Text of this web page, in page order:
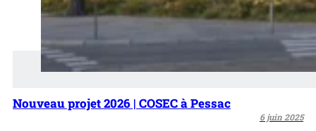
Nouveau projet 2026 | COSEC à Pessac
6 juin 2025